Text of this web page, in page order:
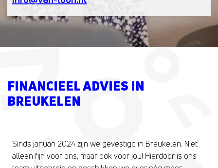
FINANCIEEL ADVIES IN
BREUKELEN
Sinds januari 2024 zijn we gevestigd in Breukelen. Niet
alleen fijn voor ons, maar ook voor jou! Hierdoor is ons